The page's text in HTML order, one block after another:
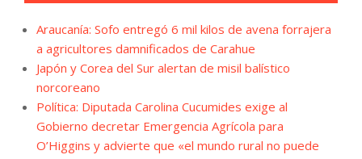
Araucanía: Sofo entregó 6 mil kilos de avena forrajera
a agricultores damnificados de Carahue
Japón y Corea del Sur alertan de misil balístico
norcoreano
Política: Diputada Carolina Cucumides exige al
Gobierno decretar Emergencia Agrícola para
O’Higgins y advierte que «el mundo rural no puede